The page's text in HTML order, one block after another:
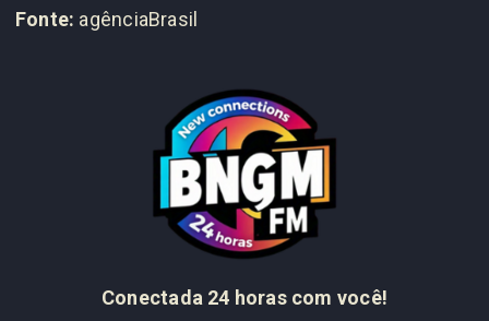
Fonte: agênciaBrasil
Conectada 24 horas com você!